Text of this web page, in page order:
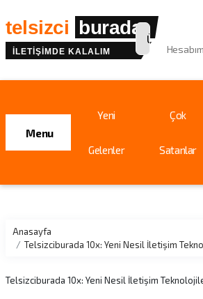
telsizci burada
İLETİŞİMDE KALALIM Site içinde arama
Hesabım
Menu
Yeni
Gelenler
Çok
Satanlar
Anasayfa
Telsizciburada 10x: Yeni Nesil İletişim
Telsizciburada 10x: Yeni Nesil İletişim